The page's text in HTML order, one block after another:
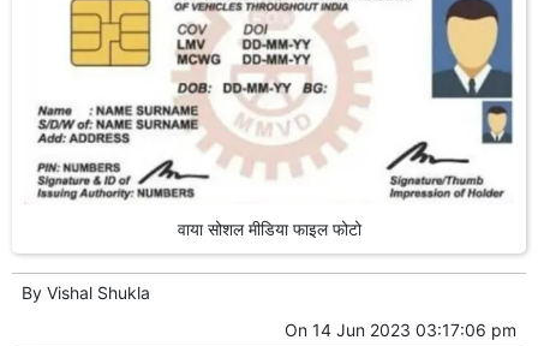
वाया सोशल मीडिया फाइल फोटो
By Vishal Shukla
On 14 Jun 2023 03:17:06 pm